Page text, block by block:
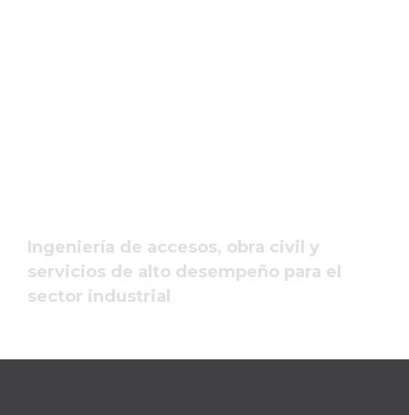
Ingeniería de accesos, obra civil y
servicios de alto desempeño para el
sector industrial